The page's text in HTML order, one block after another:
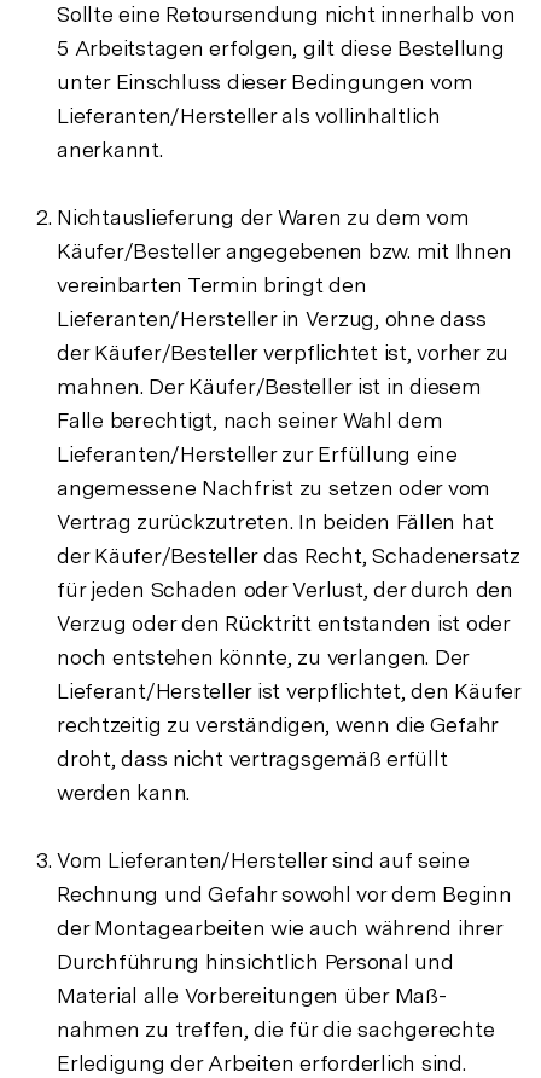
Sollte eine Retoursendung nicht innerhalb von
5 Arbeitstagen erfolgen, gilt diese Bestellung
unter Einschluss dieser Bedingungen vom
Lieferanten/Hersteller als vollinhaltlich
anerkannt.
Nichtauslieferung der Waren zu dem vom
Käufer/Besteller angegebenen bzw. mit Ihnen
vereinbarten Termin bringt den
Lieferanten/Hersteller in Verzug, ohne dass
der Käufer/Besteller verpflichtet ist, vorher zu
mahnen. Der Käufer/Besteller ist in diesem
Falle berechtigt, nach seiner Wahl dem
Lieferanten/Hersteller zur Erfüllung eine
angemessene Nachfrist zu setzen oder vom
Vertrag zurückzutreten. In beiden Fällen hat
der Käufer/Besteller das Recht, Schadenersatz
für jeden Schaden oder Verlust, der durch den
Verzug oder den Rücktritt entstanden ist oder
noch entstehen könnte, zu verlangen. Der
Lieferant/Hersteller ist verpflichtet, den Käufer
rechtzeitig zu verständigen, wenn die Gefahr
droht, dass nicht vertragsgemäß erfüllt
werden kann.
Vom Lieferanten/Hersteller sind auf seine
Rechnung und Gefahr sowohl vor dem Beginn
der Montagearbeiten wie auch während ihrer
Durchführung hinsichtlich Personal und
Material alle Vorbereitungen über Maß-
nahmen zu treffen, die für die sachgerechte
Erledigung der Arbeiten erforderlich sind.